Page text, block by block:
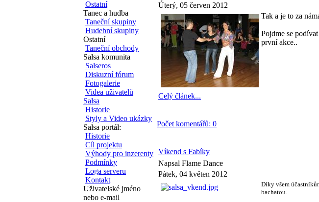
Ostatní
Tanec a hudba
Taneční skupiny
Hudební skupiny
Ostatní
Taneční obchody
Salsa komunita
Salseros
Diskuzní fórum
Fotogalerie
Videa uživatelů
Salsa
Historie
Styly a Video ukázky
Salsa portál:
Historie
Cíl projektu
Výhody pro inzerenty
Podmínky
Loga serveru
Kontakt
Uživatelské jméno
nebo e-mail
Úterý, 05 červen 2012
Tak a je to za
Pojdme se
první akce..
Celý článek...
Počet komentářů: 0
Víkend s Fabíky
Napsal Flame Dance
Pátek, 04 květen 2012
Díky všem
bachatou.